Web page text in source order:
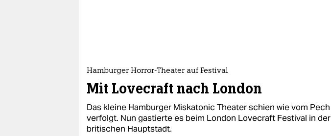
Hamburger Horror-Theater auf Festival
Mit Lovecraft nach London
Das kleine Hamburger Miskatonic Theater schien wie vom Pech
verfolgt. Nun gastierte es beim London Lovecraft Festival in der
britischen Hauptstadt.